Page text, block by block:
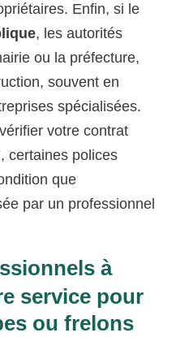
Enfin, si le
, les autorités
ou la préfecture,
souvent en
spécialisées.
votre contrat
certaines polices
que
par un professionnel
à
service pour
ou frelons